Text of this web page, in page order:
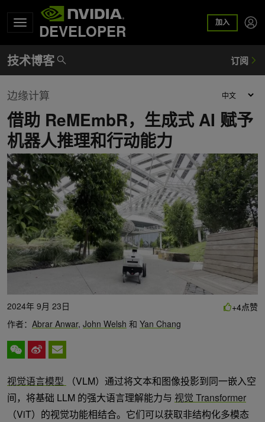
DEVELOPER 加入
边缘计算
借助 ReMEmbR，生成式 AI 赋予
机器人推理和行动能力
2024年 9月 23日
作者： Abrar Anwar, John Welsh 和 Yan Chang
+4点赞
视觉语言模型
（VLM）通过将文本和图像投影到同一嵌入空
间，将基础 LLM 的强大语言理解能力与 视觉 Transformer
（ViT）的视觉功能相结合。它们可以获取非结构化多模态